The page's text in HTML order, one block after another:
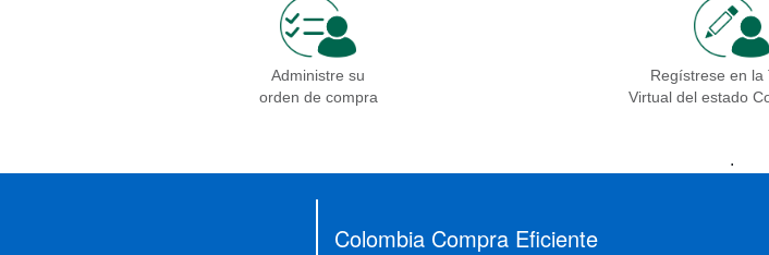
Administre su
orden de compra
Regístrese en la
Virtual del estado
MinCultura
.
Colombia Compra Eficiente